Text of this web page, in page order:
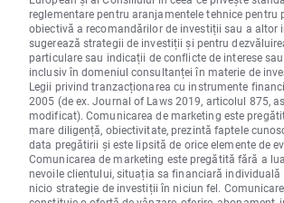
reglementare pentru aranjamentele tehnice pentru
obiectivă a recomandărilor de investiții sau a altor
sugerează strategii de investiții și pentru
particulare sau indicații de conflicte de interese
inclusiv în domeniul consultanței în materie de
Legii privind tranzacționarea cu instrumente
2005 (de ex. Journal of Laws 2019, articolul 875,
modificat). Comunicarea de marketing este
mare diligență, obiectivitate, prezintă faptele
data pregătirii și este lipsită de orice elemente de
Comunicarea de marketing este pregătită fără a
nevoile clientului, situația sa financiară individuală
nicio strategie de investiții în niciun fel.